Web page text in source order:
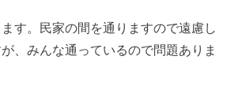
す。民家の間を通りますので遠慮し
、みんな通っているので問題ありま